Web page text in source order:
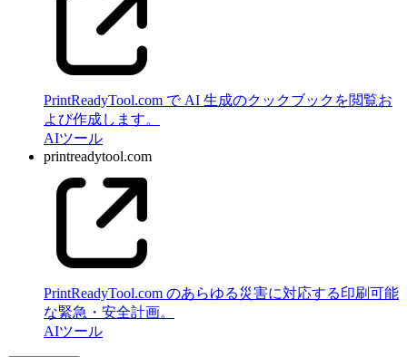
PrintReadyTool.com で AI 生成のクックブックを閲覧お
よび作成します。
AIツール
printreadytool.com
PrintReadyTool.com のあらゆる災害に対応する印刷可能
な緊急・安全計画。
AIツール